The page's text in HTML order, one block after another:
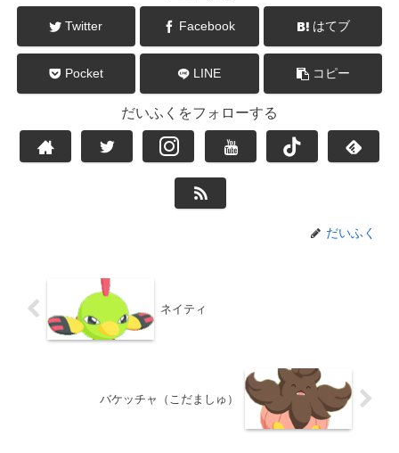
Twitter Facebook はてブ
Pocket LINE コピー
だいふくをフォローする
だいふく
ネイティ
バケッチャ（こだましゅ）